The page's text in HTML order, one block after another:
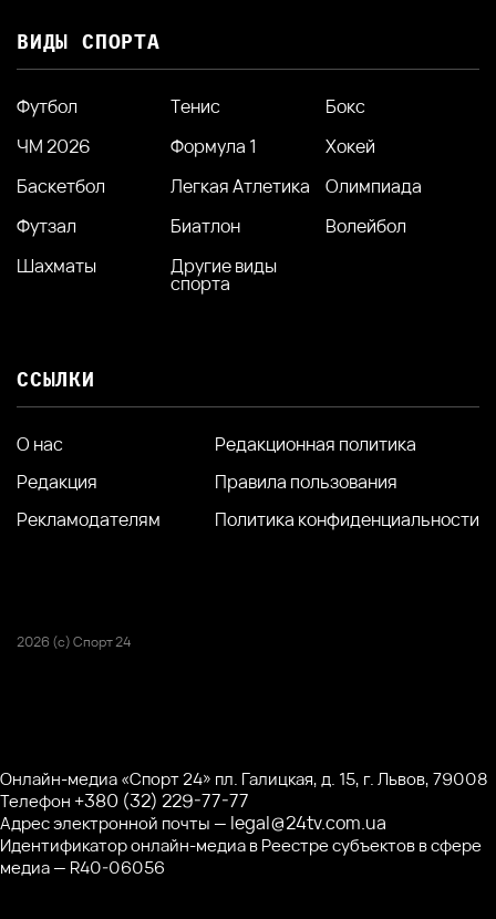
ВИДЫ СПОРТА
Футбол Тенис
Бокс
ЧМ 2026
Формула 1
Хокей
Баскетбол
Легкая Атлетика
Олимпиада
Футзал
Биатлон
Волейбол
Шахматы
Другие виды
спорта
ССЫЛКИ
О нас
Редакция
Рекламодателям
Редакционная политика
Правила пользования
Политика конфиденциальности
2026 (с) Спорт 24
Онлайн-медиа «Спорт 24» пл. Галицкая, д. 15, г. Львов, 79008
Телефон +380 (32) 229-77-77
Адрес электронной почты — legal@24tv.com.ua
Идентификатор онлайн-медиа в Реестре субъектов в сфере
медиа — R40-06056